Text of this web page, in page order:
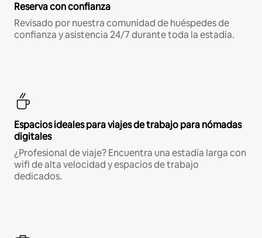
Reserva con confianza
Revisado por nuestra comunidad de huéspedes de
confianza y asistencia 24/7 durante toda la estadía.
Espacios ideales para viajes de trabajo para nómadas
digitales
¿Profesional de viaje? Encuentra una estadía larga con
wifi de alta velocidad y espacios de trabajo
dedicados.